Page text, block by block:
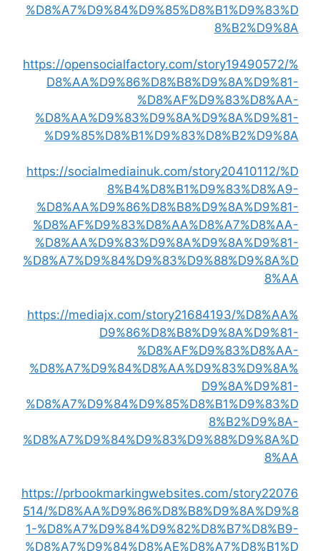
%D8%A7%D9%84%D9%85%D8%B1%D9%83%D
8%B2%D9%8A
https://opensocialfactory.com/story19490572/%
D8%AA%D9%86%D8%B8%D9%8A%D9%81-
%D8%AF%D9%83%D8%AA-
%D8%AA%D9%83%D9%8A%D9%8A%D9%81-
%D9%85%D8%B1%D9%83%D8%B2%D9%8A
https://socialmediainuk.com/story20410112/%D
8%B4%D8%B1%D9%83%D8%A9-
%D8%AA%D9%86%D8%B8%D9%8A%D9%81-
%D8%AF%D9%83%D8%AA%D8%A7%D8%AA-
%D8%AA%D9%83%D9%8A%D9%8A%D9%81-
%D8%A7%D9%84%D9%83%D9%88%D9%8A%D
8%AA
https://mediajx.com/story21684193/%D8%AA%
D9%86%D8%B8%D9%8A%D9%81-
%D8%AF%D9%83%D8%AA-
%D8%A7%D9%84%D8%AA%D9%83%D9%8A%
D9%8A%D9%81-
%D8%A7%D9%84%D9%85%D8%B1%D9%83%D
8%B2%D9%8A-
%D8%A7%D9%84%D9%83%D9%88%D9%8A%D
8%AA
https://prbookmarkingwebsites.com/story22076
514/%D8%AA%D9%86%D8%B8%D9%8A%D9%8
1-%D8%A7%D9%84%D9%82%D8%B7%D8%B9-
%D8%A7%D9%84%D8%AE%D8%A7%D8%B1%D